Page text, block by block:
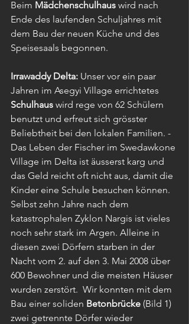
Beim Mädchenschulhaus wird nach
Ende des laufenden Schuljahres mit
dem Bau der neuen Küche und des
Speisesaals begonnen.
Irrawaddy Delta: Unser vor ein paar
Jahren im Asegyi Village errichtetes
Schulhaus wird rege von 62 Schülern
benutzt und erfreut sich grösster
Beliebtheit bei den lokalen Familien. -
Das Leben der Fischer im Swedawkone
Village im Delta ist äusserst karg und
das Geld reicht oft nicht aus, damit die
Kinder eine Schule besuchen können.
Selbst zehn Jahre nach dem
katastrophalen Zyklon Nargis ist vieles
noch sehr stark im Argen. Alleine in
diesen zwei Dörfern starben in der
Nacht vom 2. auf den 3. Mai 2008 über
600 Bewohner und die meisten Häuser
wurden zerstört.  Wir konnten mit dem
Bau einer soliden Betonbrücke (Bild 1)
zwei getrennte Dörfer wieder